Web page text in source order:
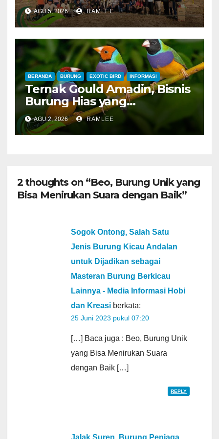
Lampung, Potong Tumpeng
Menandai Peresmian
Lapangan Baru, Mawar
Merah dan Jahanam Juara
AGU 5, 2026 RAMLEE
BERANDA BURUNG EXOTIC BIRD INFORMASI
Ternak Gould Amadin, Bisnis
Burung Hias yang
Menguntungkan
AGU 2, 2026 RAMLEE
2 thoughts on “Beo, Burung Unik yang
Bisa Menirukan Suara dengan Baik”
Sogok Ontong, Salah Satu
Jenis Burung Kicau Andalan
untuk Dijadikan sebagai
Masteran Burung Berkicau
Lainnya - Media Informasi Hobi
dan Kreasi berkata:
25 Juni 2023 pukul 07:20
[…] Baca juga : Beo, Burung Unik
yang Bisa Menirukan Suara
dengan Baik […]
REPLY
Jalak Suren, Burung Penjaga